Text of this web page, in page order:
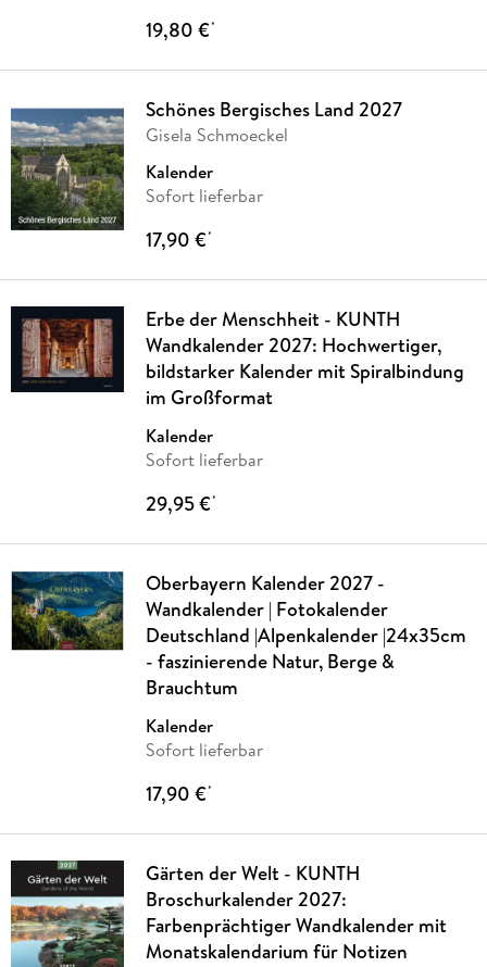
19,80 €*
Schönes Bergisches Land 2027
Gisela Schmoeckel
Kalender
Sofort lieferbar
17,90 €*
Erbe der Menschheit - KUNTH
Wandkalender 2027: Hochwertiger,
bildstarker Kalender mit Spiralbindung
im Großformat
Kalender
Sofort lieferbar
29,95 €*
Oberbayern Kalender 2027 -
Wandkalender | Fotokalender
Deutschland |Alpenkalender |24x35cm
- faszinierende Natur, Berge &
Brauchtum
Kalender
Sofort lieferbar
17,90 €*
Gärten der Welt - KUNTH
Broschurkalender 2027:
Farbenprächtiger Wandkalender mit
Monatskalendarium für Notizen